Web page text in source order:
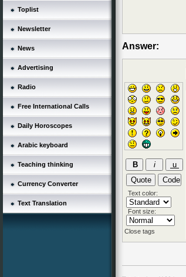
Toplist
Newsletter
News
Advertising
Radio
Free International Calls
Daily Horoscopes
Arabic keyboard
Teaching thinking
Currency Converter
Text Translation
Answer:
Text color:
Font size:
Close tags